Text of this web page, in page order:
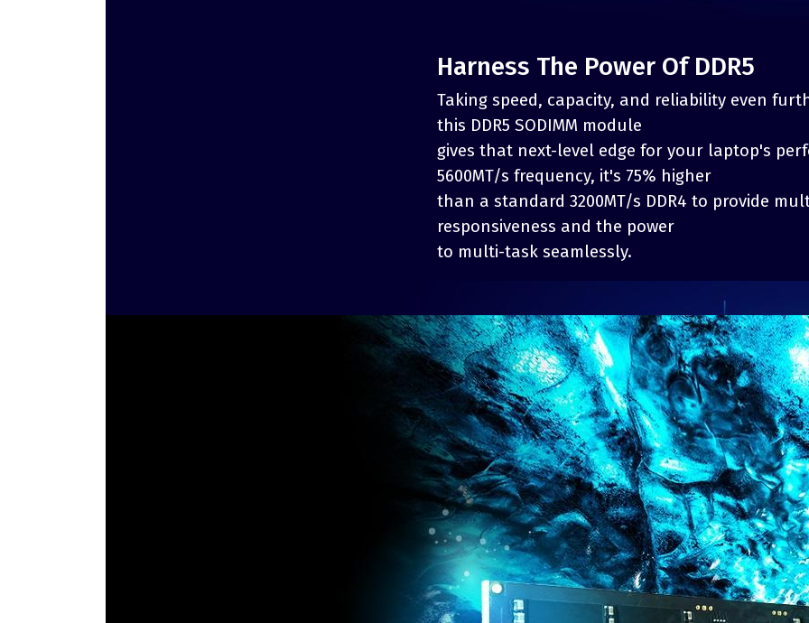
Harness The Power Of DDR5
Taking speed, capacity, and reliability even
this DDR5 SODIMM module
gives that next-level edge for your laptop's
5600MT/s frequency, it's 75% higher
than a standard 3200MT/s DDR4 to provide
responsiveness and the power
to multi-task seamlessly.